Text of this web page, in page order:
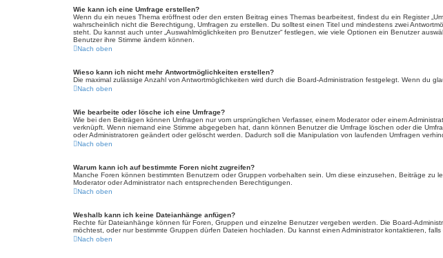
Wie kann ich eine Umfrage erstellen?
Wenn du ein neues Thema eröffnest oder den ersten Beitrag eines Themas bearbeitest, findest du ein Register
wahrscheinlich nicht die Berechtigung, Umfragen zu erstellen. Du solltest einen Titel und mindestens zwei
steht. Du kannst auch unter „Auswahlmöglichkeiten pro Benutzer“ festlegen, wie viele Optionen ein Benutzer
Benutzer ihre Stimme ändern können.
Nach oben
Wieso kann ich nicht mehr Antwortmöglichkeiten erstellen?
Die maximal zulässige Anzahl von Antwortmöglichkeiten wird durch die Board-Administration festgelegt. Wenn du
Nach oben
Wie bearbeite oder lösche ich eine Umfrage?
Wie bei den Beiträgen können Umfragen nur vom ursprünglichen Verfasser, einem Moderator oder einem
verknüpft. Wenn niemand eine Stimme abgegeben hat, dann können Benutzer die Umfrage löschen oder die
oder Administratoren geändert oder gelöscht werden. Dadurch soll die Manipulation von laufenden Umfragen
Nach oben
Warum kann ich auf bestimmte Foren nicht zugreifen?
Manche Foren können bestimmten Benutzern oder Gruppen vorbehalten sein. Um diese einzusehen, Beiträge
Moderator oder Administrator nach entsprechenden Berechtigungen.
Nach oben
Weshalb kann ich keine Dateianhänge anfügen?
Rechte für Dateianhänge können für Foren, Gruppen und einzelne Benutzer vergeben werden. Die Board-
möchtest, oder nur bestimmte Gruppen dürfen Dateien hochladen. Du kannst einen Administrator kontaktieren,
Nach oben